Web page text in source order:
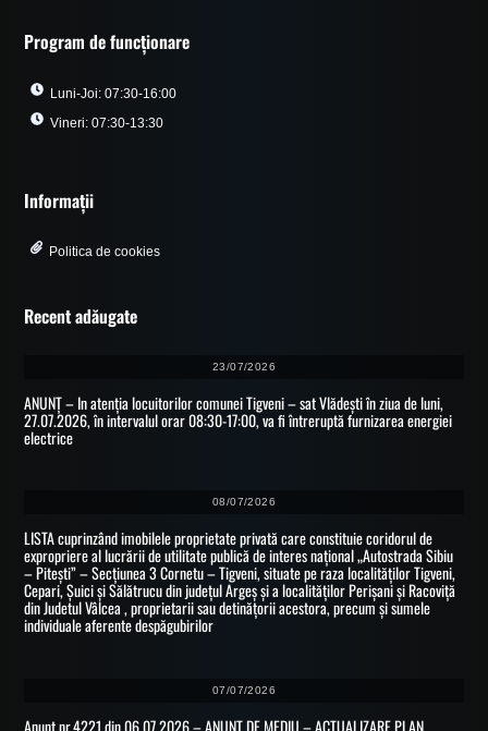
Program de funcționare
Luni-Joi: 07:30-16:00
Vineri: 07:30-13:30
Informații
Politica de cookies
Recent adăugate
23/07/2026
ANUNȚ – In atenția locuitorilor comunei Tigveni – sat Vlădești în ziua de luni,
27.07.2026, în intervalul orar 08:30-17:00, va fi întreruptă furnizarea energiei
electrice
08/07/2026
LISTA cuprinzând imobilele proprietate privată care constituie coridorul de
expropriere al lucrării de utilitate publică de interes național „Autostrada Sibiu
– Pitești” – Secțiunea 3 Cornetu – Tigveni, situate pe raza localităților Tigveni,
Cepari, Șuici și Sălătrucu din județul Argeș și a localităților Perișani și Racoviță
din Judetul Vâlcea , proprietarii sau detinățorii acestora, precum și sumele
individuale aferente despăgubirilor
07/07/2026
Anunt nr.4221 din 06.07.2026 – ANUNT DE MEDIU – ACTUALIZARE PLAN